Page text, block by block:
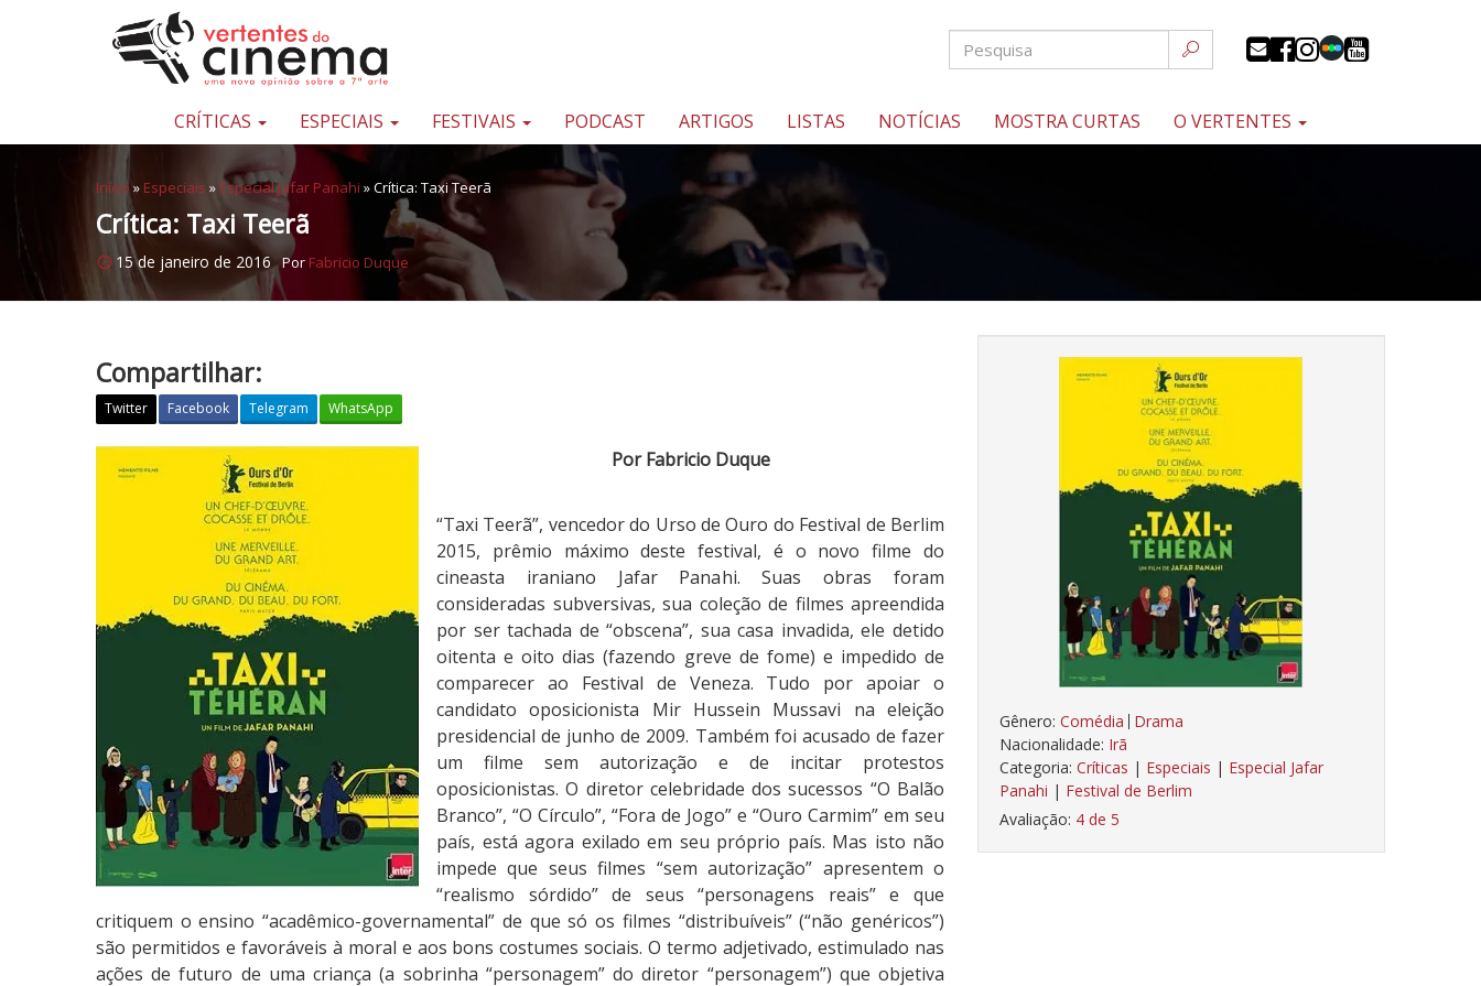
Pular para o conteúdo
Uma
sobre
sétima
arte
CRÍTICAS ESPECIAIS FESTIVAIS PODCAST ARTIGOS LISTAS NOTÍCIAS MOSTRA CURTAS O VERTENTES
Início » Especiais » Especial Jafar Panahi »Crítica: Taxi Teerã
Crítica: Taxi Teerã
15 de janeiro de 2016 Por Fabricio Duque
Gênero: Comédia Drama
Nacionalidade: Irã
Categoria: Críticas | Especiais | Especial Jafar
Panahi | Festival de Berlim
Avaliação: 4 de 5
Compartilhar:
Twitter Facebook Telegram WhatsApp
a
:
T
e
r
ã
Por Fabricio Duque
“Taxi Teerã”, vencedor do Urso de Ouro do Festival de Berlim
2015, prêmio máximo deste festival, é o novo filme do
cineasta iraniano Jafar Panahi. Suas obras foram
consideradas subversivas, sua coleção de filmes apreendida
por ser tachada de “obscena”, sua casa invadida, ele detido
oitenta e oito dias (fazendo greve de fome) e impedido de
comparecer ao Festival de Veneza. Tudo por apoiar o
candidato oposicionista Mir Hussein Mussavi na eleição
presidencial de junho de 2009. Também foi acusado de fazer
um filme sem autorização e de incitar protestos
oposicionistas. O diretor celebridade dos sucessos “O Balão
Branco”, “O Círculo”, “Fora de Jogo” e “Ouro Carmim” em seu
país, está agora exilado em seu próprio país. Mas isto não
impede que seus filmes “sem autorização” apresentem o
“realismo sórdido” de seus “personagens reais” e que
critiquem o ensino “acadêmico-governamental” de que só os filmes “distribuíveis” (“não genéricos”)
são permitidos e favoráveis à moral e aos bons costumes sociais. O termo adjetivado, estimulado nas
ações de futuro de uma criança (a sobrinha “personagem” do diretor “personagem”) que objetiva